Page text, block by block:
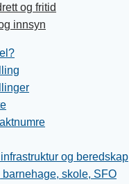
og fritid
innsyn
og beredskap
barnehage, skole, SFO